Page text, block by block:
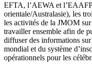
EFTA, l’AEWA et
orientale/Australasie), les
les activités de la JMOM
travailler ensemble afin de
diffuser des informations
mondial et du système
opérationnels pour les